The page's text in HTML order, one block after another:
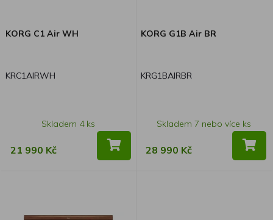
KORG C1 Air WH
KRC1AIRWH
Skladem 4 ks
21 990 Kč
KORG G1B Air BR
KRG1BAIRBR
Skladem 7 nebo více ks
28 990 Kč